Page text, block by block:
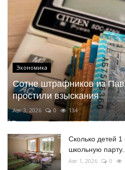
Экономика
Сотне штрафников из
простили взыскания
Авг 3, 2026 0 134
Сколько детей 1
школьную парту...
Авг 1, 2026 0